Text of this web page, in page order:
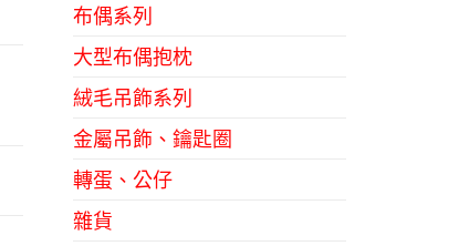
布偶系列
大型布偶抱枕
絨毛吊飾系列
金屬吊飾、鑰匙圈
轉蛋、公仔
雜貨